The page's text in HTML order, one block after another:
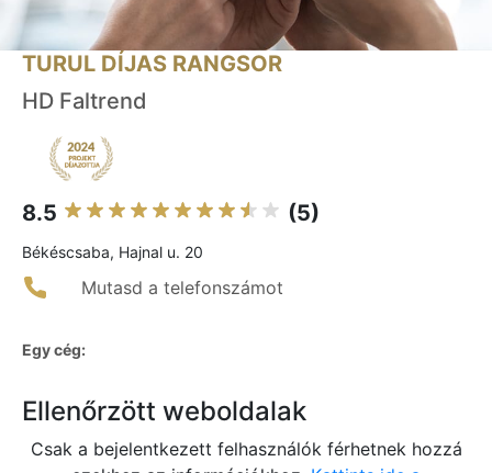
TURUL DÍJAS RANGSOR
HD Faltrend
8.5 (5)
Békéscsaba, Hajnal u. 20
Mutasd a telefonszámot
Egy cég:
Ellenőrzött weboldalak
Csak a bejelentkezett felhasználók férhetnek hozzá